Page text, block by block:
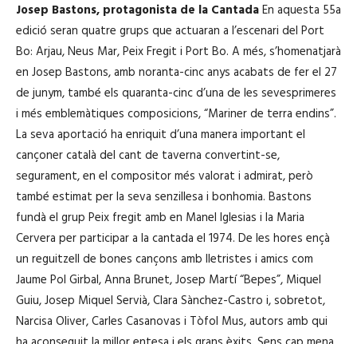
Josep Bastons, protagonista de la CantadaEn aquesta 55a
edició seran quatre grups que actuaran a l’escenari del Port
Bo: Arjau, Neus Mar, Peix Fregit i Port Bo. A més, s’homenatjarà
en Josep Bastons, amb noranta-cinc anys acabats de fer el 27
de junym, també els quaranta-cinc d’una de les sevesprimeres
i més emblemàtiques composicions, “Mariner de terra endins”.
La seva aportació ha enriquit d’una manera important el
cançoner català del cant de taverna convertint-se,
segurament, en el compositor més valorat i admirat, però
també estimat per la seva senzillesa i bonhomia. Bastons
fundà el grup Peix fregit amb en Manel Iglesias i la Maria
Cervera per participar a la cantada el 1974. De les hores ençà
un reguitzell de bones cançons amb lletristes i amics com
Jaume Pol Girbal, Anna Brunet, Josep Martí “Bepes”, Miquel
Guiu, Josep Miquel Servià, Clara Sànchez-Castro i, sobretot,
Narcisa Oliver, Carles Casanovas i Tòfol Mus, autors amb qui